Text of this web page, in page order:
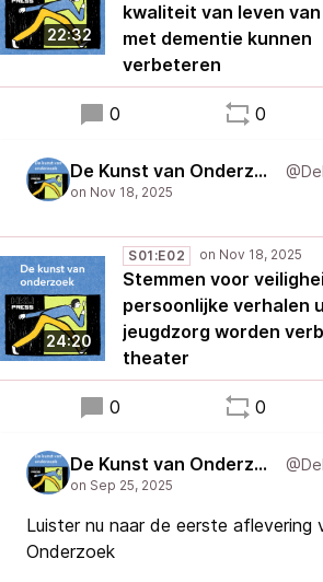
22:32
kwaliteit van leven
met dementie kunnen
verbeteren
0 0
De Kunst van Onderzoek
24:20
S01:E02
Stemmen voor
persoonlijke verhalen
jeugdzorg worden
theater
0 0
De Kunst van Onderzoek
Luister nu naar de eerste aflevering
Onderzoek